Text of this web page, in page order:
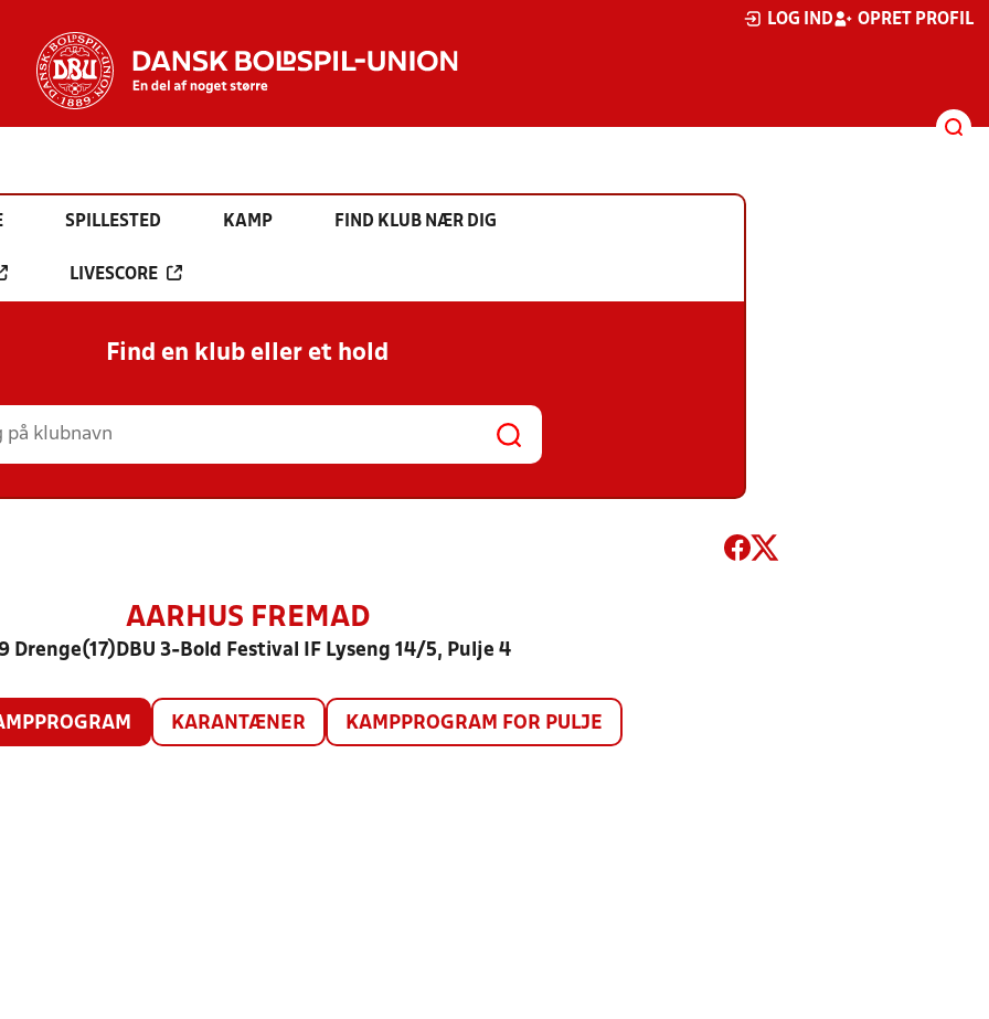
LOG IND OPRET PROFIL
SPILLESTED KAMP FIND KLUB NÆR DIG
LIVESCORE
Find en klub eller et hold
AARHUS FREMAD
Drenge(17)DBU 3-Bold Festival IF Lyseng 14/5, Pulje 4
KARANTÆNER KAMPPROGRAM FOR PULJE